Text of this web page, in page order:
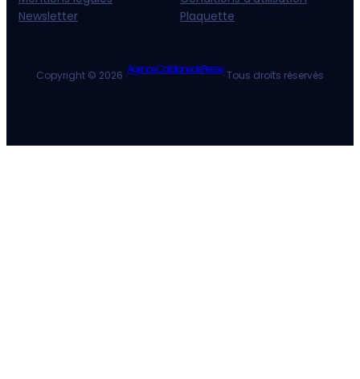
Newsletter
Plaquette
Copyright © 2026 ·Agence Catalane de Presse· Tous droits réservés